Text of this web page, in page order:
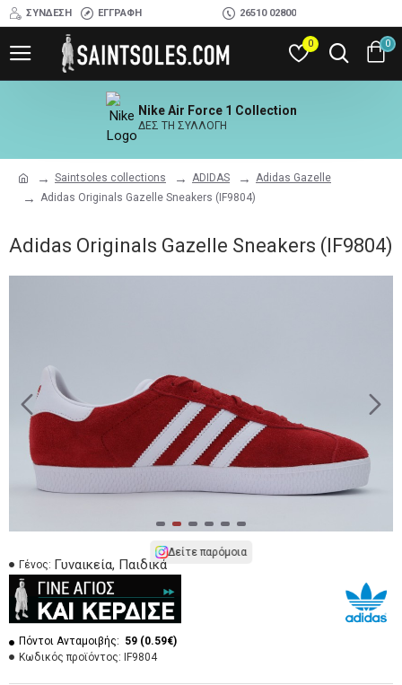
ΣΎΝΔΕΣΗ ΕΓΓΡΑΦΉ 26510 02800
0 0
Saintsoles collections ADIDAS
Adidas Gazelle
Adidas Originals Gazelle Sneakers (IF9804)
Nike Air Force 1 Collection
ΔΕΣ ΤΗ ΣΥΛΛΟΓΗ
Adidas Originals Gazelle Sneakers (IF9804)
Δείτε παρόμοια
Γένος: Γυναικεία, Παιδικά
Πόντοι Ανταμοιβής: 59 (0.59€)
Κωδικός προϊόντος: IF9804